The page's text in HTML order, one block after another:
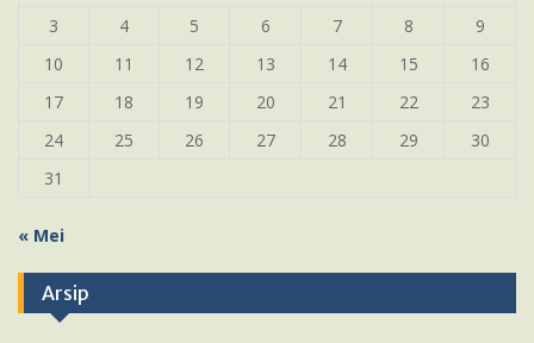
3
4 5 6 7 8
9
10
11 12 13 14 15
16
17
18 19 20 21 22
23
24
25 26 27 28 29
30
31
« Mei
Arsip